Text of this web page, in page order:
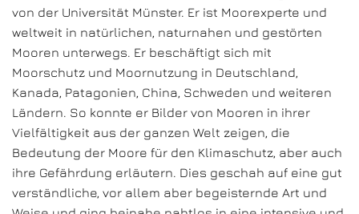
von der Universität Münster. Er ist Moorexperte und
weltweit in natürlichen, naturnahen und gestörten
Mooren unterwegs. Er beschäftigt sich mit
Moorschutz und Moornutzung in Deutschland,
Kanada, Patagonien, China, Schweden und weiteren
Ländern. So konnte er Bilder von Mooren in ihrer
Vielfältigkeit aus der ganzen Welt zeigen, die
Bedeutung der Moore für den Klimaschutz, aber auch
ihre Gefährdung erläutern. Dies geschah auf eine gut
verständliche, vor allem aber begeisternde Art und